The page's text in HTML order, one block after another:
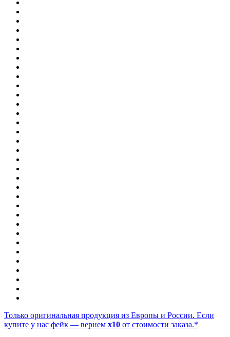
Только оригинальная продукция из Европы и России. Если
купите у нас фейк — вернем x10 от стоимости заказа.*